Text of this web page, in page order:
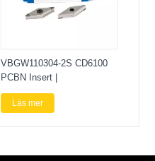
VBGW110304-2S CD6100
PCBN Insert |
Läs mer